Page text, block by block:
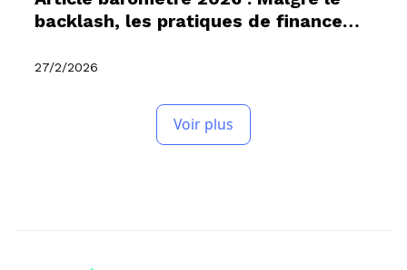
backlash, les pratiques de finance
27/2/2026
Voir plus